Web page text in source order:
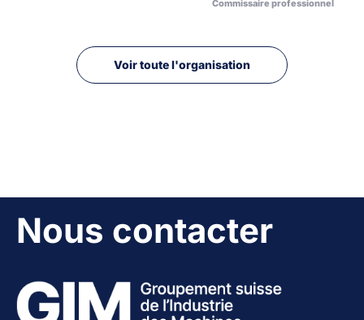
Commissaire professionnel
Voir toute l'organisation
Nous contacter